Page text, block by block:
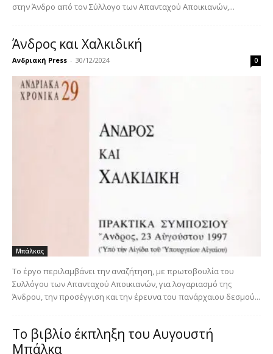
στην Άνδρο από τον Σύλλογο των Απανταχού Αποικιανών,...
Άνδρος και Χαλκιδική
Ανδριακή Press - 30/12/2024 0
Μπάλκας
Το έργο περιλαμβάνει την αναζήτηση, με πρωτοβουλία του
Συλλόγου των Απανταχού Αποικιανών, για λογαριασμό της
Άνδρου, την προσέγγιση και την έρευνα του πανάρχαιου δεσμού...
Το βιβλίο έκπληξη του Αυγουστή
Μπάλκα